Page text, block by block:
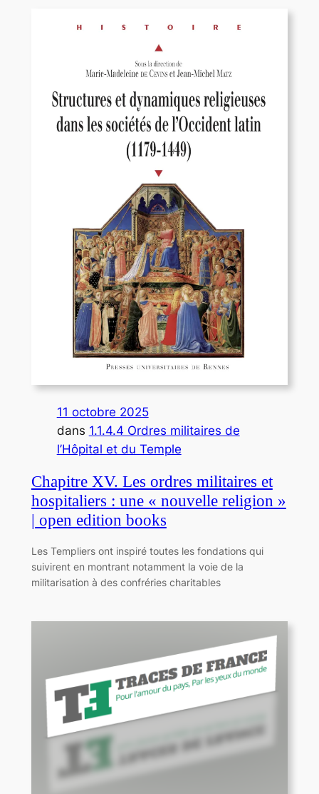
11 octobre 2025
dans 1.1.4.4 Ordres militaires de
l’Hôpital et du Temple
Chapitre XV. Les ordres militaires et
hospitaliers : une « nouvelle religion »
| open edition books
Les Templiers ont inspiré toutes les fondations qui
suivirent en montrant notamment la voie de la
militarisation à des confréries charitables